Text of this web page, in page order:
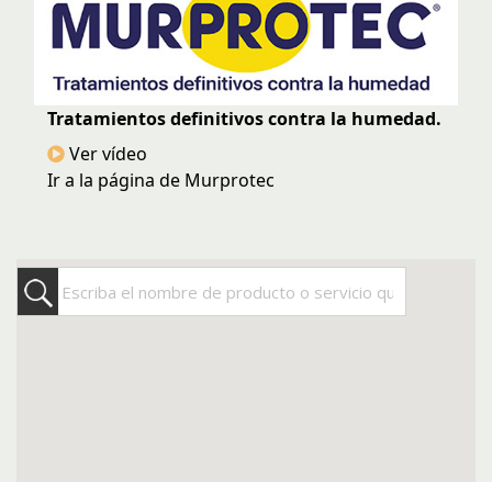
Tratamientos definitivos contra la humedad.
Ver vídeo
Ir a la página de Murprotec